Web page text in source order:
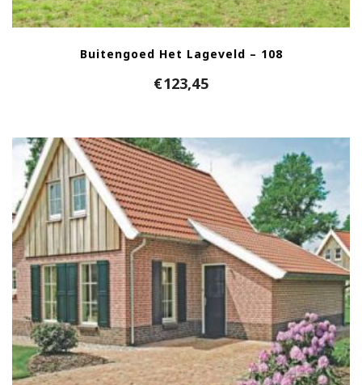
Buitengoed Het Lageveld – 108
€123,45